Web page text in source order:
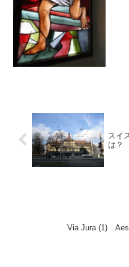
スイ
は？
Via Jura (1)